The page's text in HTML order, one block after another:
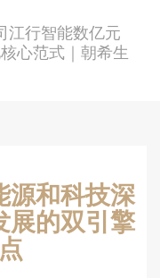
江行智能数亿元
心范式｜朝希生
源和科技深
展的双引擎